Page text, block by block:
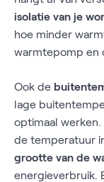
isolatie van je
hoe minder
warmtepomp en
Ook de
lage
optimaal
de temperatuur
grootte van de
energieverbruik.